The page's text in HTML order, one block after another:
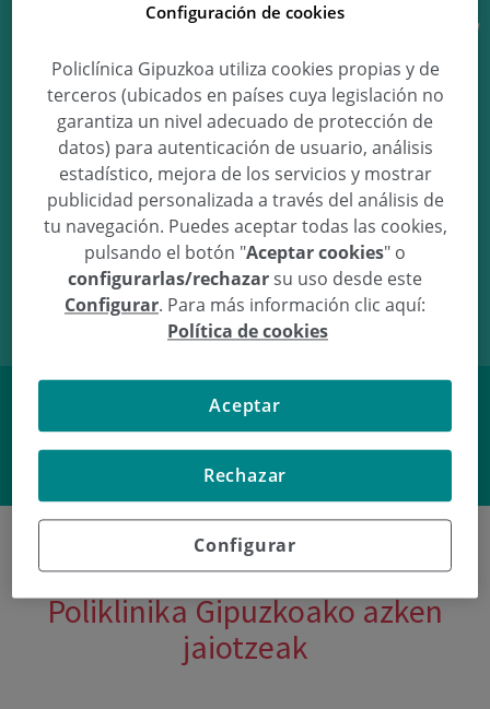
Ongi etorri Lukas!
Lukas Zubillaga Diez
26/02/10 02:48 3.01Kg 49cm
Facebook Twitter
Poliklinika Gipuzkoako azken
jaiotzeak
Configuración de cookies
Policlínica Gipuzkoa utiliza cookies propias y de
terceros (ubicados en países cuya legislación no
garantiza un nivel adecuado de protección de
datos) para autenticación de usuario, análisis
estadístico, mejora de los servicios y mostrar
publicidad personalizada a través del análisis de
tu navegación. Puedes aceptar todas las cookies,
pulsando el botón "Aceptar cookies" o
configurarlas/rechazarsu uso desde este
Configurar. Para más información clic aquí:
Política de cookies
Configurar
Rechazar
Aceptar